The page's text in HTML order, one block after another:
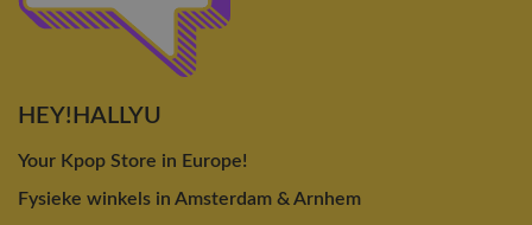
HEY!HALLYU
Your Kpop Store in Europe!
Fysieke winkels in Amsterdam & Arnhem